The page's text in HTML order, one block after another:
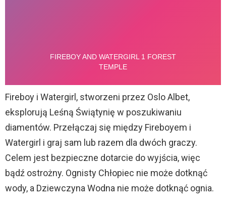
Fireboy i Watergirl, stworzeni przez Oslo Albet,
eksplorują Leśną Świątynię w poszukiwaniu
diamentów. Przełączaj się między Fireboyem i
Watergirl i graj sam lub razem dla dwóch graczy.
Celem jest bezpieczne dotarcie do wyjścia, więc
bądź ostrożny. Ognisty Chłopiec nie może dotknąć
wody, a Dziewczyna Wodna nie może dotknąć ognia.